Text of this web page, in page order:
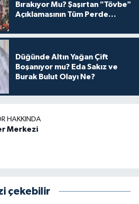
Bırakıyor Mu? Şaşırtan "Tövbe"
Açıklamasının Tüm Perde
Düğünde Altın Yağan Çift
Boşanıyor mu? Eda Sakız ve
Burak Bulut Olayı Ne?
HAKKINDA
Merkezi
çekebilir